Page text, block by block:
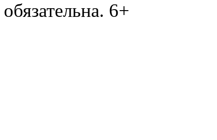
обязательна. 6+